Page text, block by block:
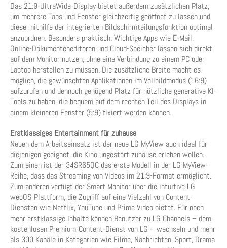
Das 21:9-UltraWide-Display bietet außerdem zusätzlichen Platz,
um mehrere Tabs und Fenster gleichzeitig geöffnet zu lassen und
diese mithilfe der integrierten Bildschirmteilungsfunktion optimal
anzuordnen. Besonders praktisch: Wichtige Apps wie E-Mail,
Online-Dokumenteneditoren und Cloud-Speicher lassen sich direkt
auf dem Monitor nutzen, ohne eine Verbindung zu einem PC oder
Laptop herstellen zu müssen. Die zusätzliche Breite macht es
möglich, die gewünschten Applikationen im Vollbildmodus (16:9)
aufzurufen und dennoch genügend Platz für nützliche generative KI-
Tools zu haben, die bequem auf dem rechten Teil des Displays in
einem kleineren Fenster (5:9) fixiert werden können.
Erstklassiges Entertainment für zuhause
Neben dem Arbeitseinsatz ist der neue LG MyView auch ideal für
diejenigen geeignet, die Kino ungestört zuhause erleben wollen.
Zum einen ist der 34SR65QC das erste Modell in der LG MyView-
Reihe, dass das Streaming von Videos im 21:9-Format ermöglicht.
Zum anderen verfügt der Smart Monitor über die intuitive LG
webOS-Plattform, die Zugriff auf eine Vielzahl von Content-
Diensten wie Netflix, YouTube und Prime Video bietet. Für noch
mehr erstklassige Inhalte können Benutzer zu LG Channels – dem
kostenlosen Premium-Content-Dienst von LG – wechseln und mehr
als 300 Kanäle in Kategorien wie Filme, Nachrichten, Sport, Drama